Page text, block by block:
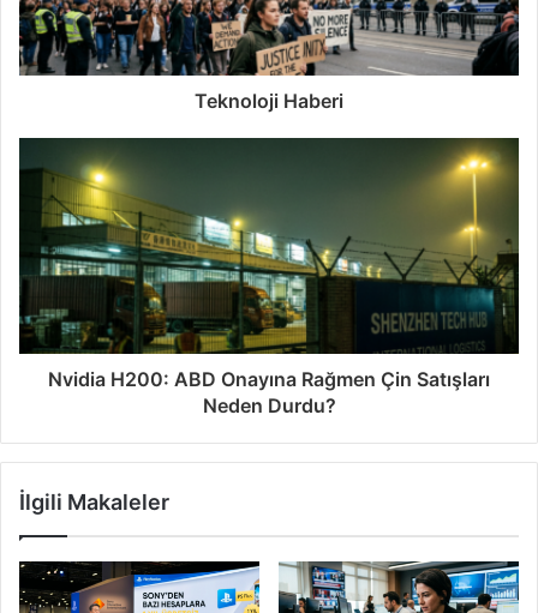
Teknoloji Haberi
Nvidia H200: ABD Onayına Rağmen Çin Satışları
Neden Durdu?
İlgili Makaleler